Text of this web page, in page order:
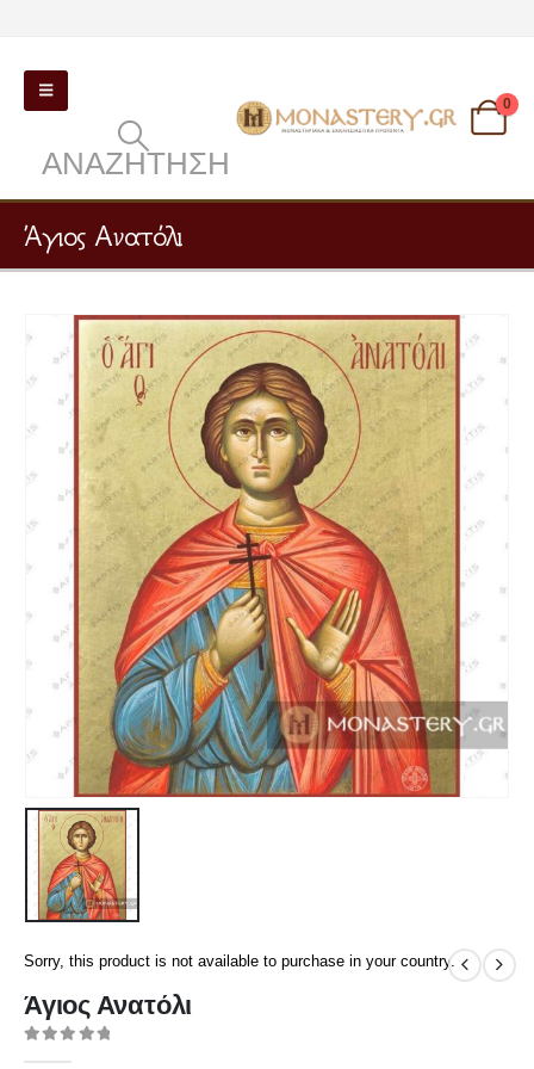
ΑΝΑΖΉΤΗΣΗ
0
Άγιος Ανατόλι
Sorry, this product is not available to purchase in your country.
Άγιος Ανατόλι